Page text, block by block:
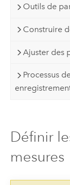
Outils de
Construire
Ajuster des
Processus
Définir
mesures